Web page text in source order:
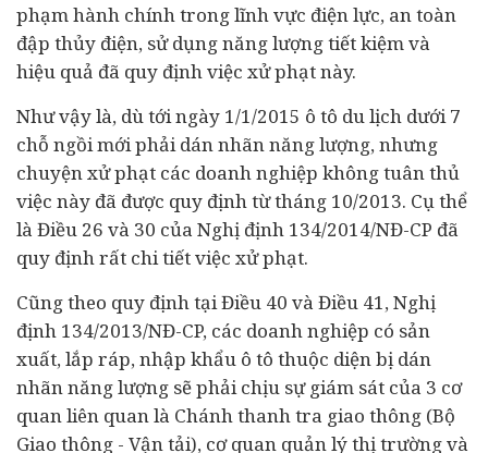
phạm hành chính trong lĩnh vực điện lực, an toàn
đập thủy điện, sử dụng năng lượng tiết kiệm và
hiệu quả đã quy định việc xử phạt này.
Như vậy là, dù tới ngày 1/1/2015 ô tô du lịch dưới 7
chỗ ngồi mới phải dán nhãn năng lượng, nhưng
chuyện xử phạt các doanh nghiệp không tuân thủ
việc này đã được quy định từ tháng 10/2013. Cụ thể
là Điều 26 và 30 của Nghị định 134/2014/NĐ-CP đã
quy định rất chi tiết việc xử phạt.
Cũng theo quy định tại Điều 40 và Điều 41, Nghị
định 134/2013/NĐ-CP, các doanh nghiệp có sản
xuất, lắp ráp, nhập khẩu ô tô thuộc diện bị dán
nhãn năng lượng sẽ phải chịu sự giám sát của 3 cơ
quan liên quan là Chánh thanh tra giao thông (Bộ
Giao thông - Vận tải), cơ quan quản lý thị trường và